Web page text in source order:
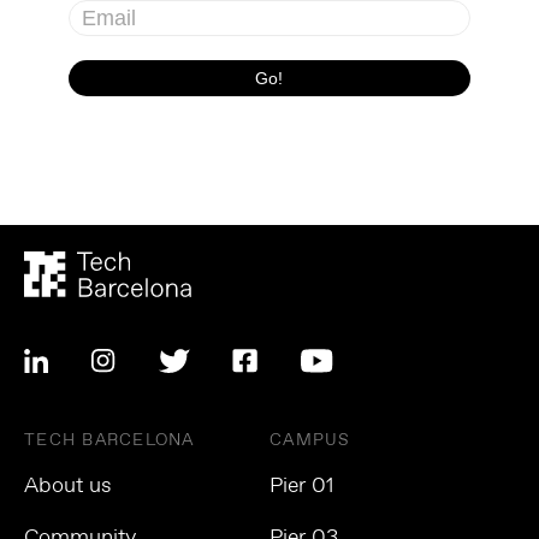
TECH BARCELONA
About us
CAMPUS
Pier 01